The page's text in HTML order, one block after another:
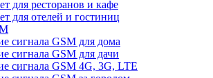
для ресторанов и кафе
для отелей и гостиниц
сигнала GSM для дома
сигнала GSM для дачи
сигнала GSM 4G, 3G, LTE